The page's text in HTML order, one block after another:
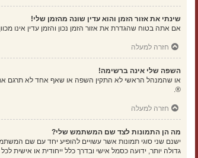
שינתי את אזור הזמן והוא עדין שונה מהזמן שלי!
אם אתה בטוח שהגדרת את אזור הזמן נכון והזמן עדין אינו
חזרה למעלה
השפה שלי אינה ברשימה!
או שהמנהל הראשי לא התקין השפה או שאף אחד לא תרגם
®.
חזרה למעלה
מה הן התמונות לצד שם המשתמש שלי?
ישנם שני סוגי תמונות אשר עשויים להופיע יחד עם שם
גדולה יותר, ידועה כסמל אישי ובדרך כלל ייחודית או אישית